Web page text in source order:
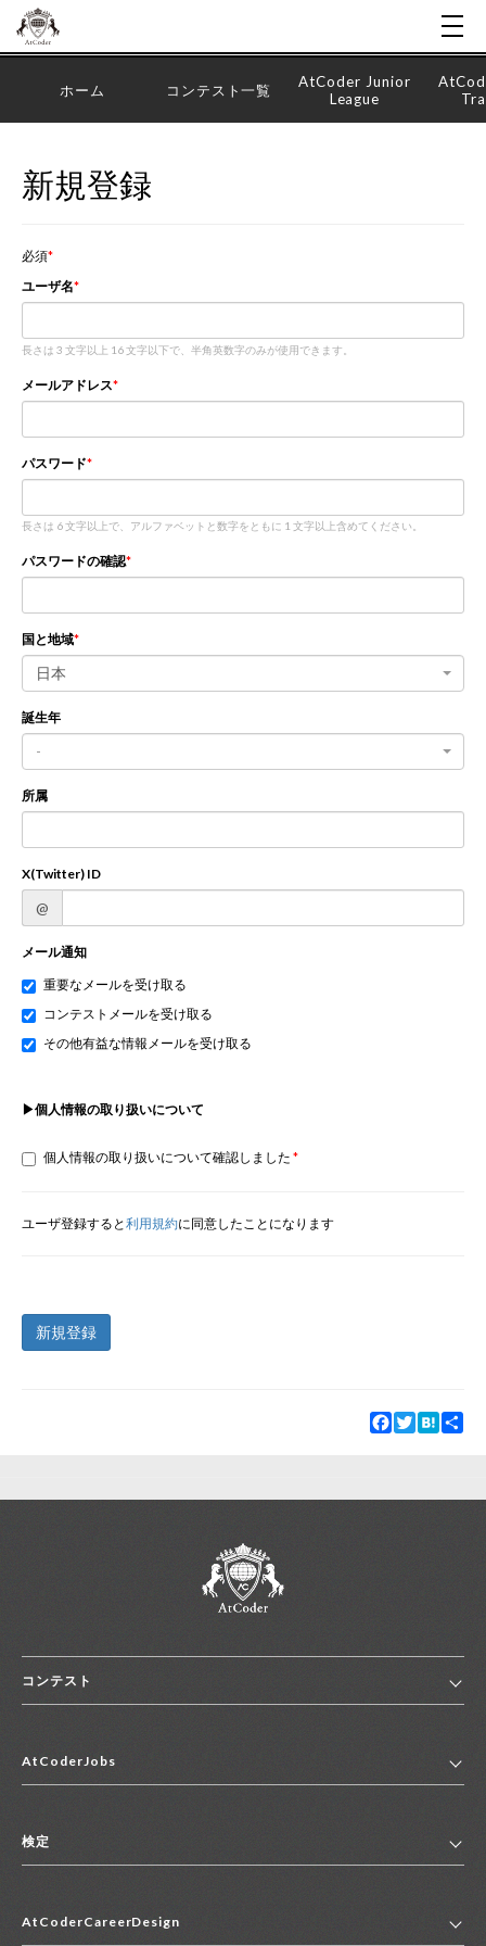
ホーム コンテスト一覧
AtCoder Junior
League
新規登録
必須
ユーザ名
長さは 3 文字以上 16 文字以下で、半角英数字のみが使用できます。
メールアドレス
パスワード
長さは 6 文字以上で、アルファベットと数字をともに 1 文字以上含めてください。
パスワードの確認
国と地域
日本
誕生年
-
所属
X(Twitter) ID
@
メール通知
重要なメールを受け取る
コンテストメールを受け取る
その他有益な情報メールを受け取る
▶個人情報の取り扱いについて
個人情報の取り扱いについて確認しました
ユーザ登録すると利用規約に同意したことになります
新規登録
Facebook
TwitterHatena
コンテスト
コンテスト一覧
便利リンク集
AtCoderJobs
2027年新卒採用求人一覧
中途採用求人一覧
検定
マイページ
AtCoderCareerDesign